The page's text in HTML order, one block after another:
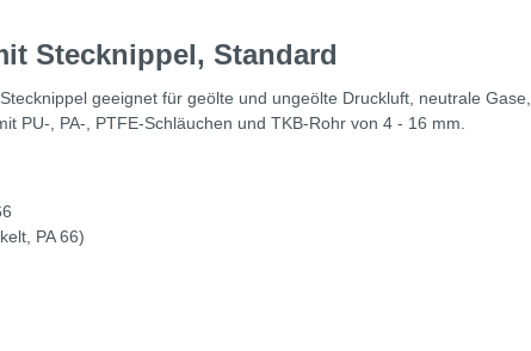
Stecknippel, Standard
geeignet für geölte und ungeölte Druckluft, neutrale
PU-, PA-, PTFE-Schläuchen und TKB-Rohr von 4 - 16 mm.
PA 66)